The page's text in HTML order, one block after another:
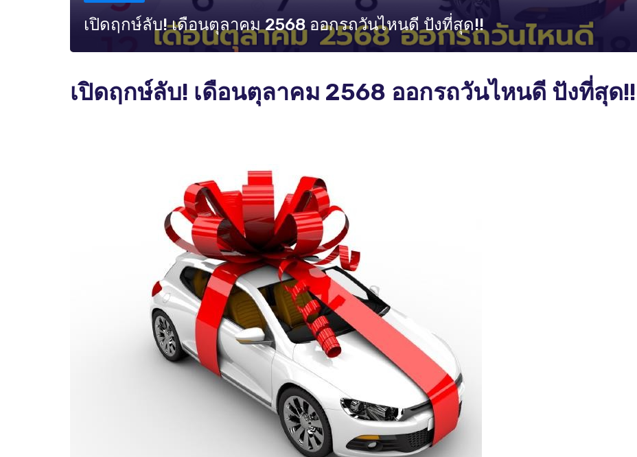
เปิดฤกษ์ลับ! เดือนตุลาคม 2568 ออกรถวันไหนดี ปังที่สุด!!
เปิดฤกษ์ลับ! เดือนตุลาคม 2568 ออกรถวันไหนดี ปังที่สุด!!